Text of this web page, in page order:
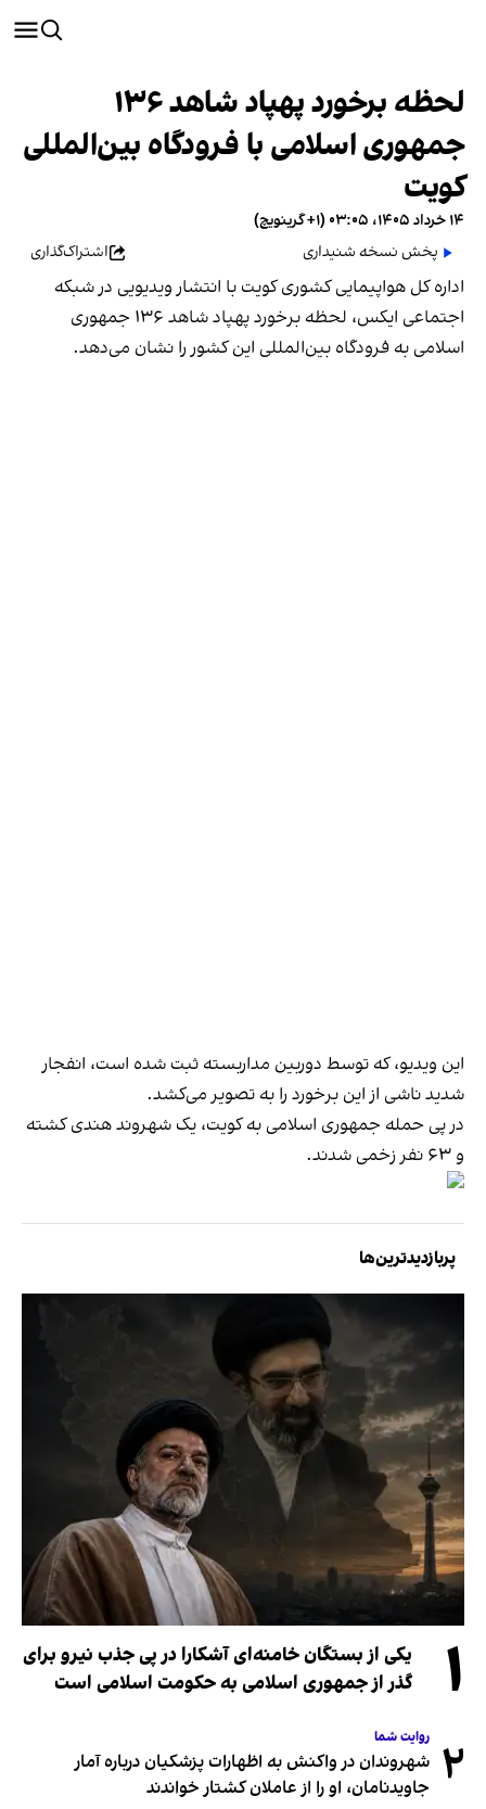
لحظه برخورد پهپاد شاهد ۱۳۶
جمهوری اسلامی با فرودگاه بین‌المللی
کویت
۱۴ خرداد ۱۴۰۵، ۰۳:۰۵ (‎+۱ گرینویچ)
پخش نسخه شنیداری
اشتراک‌گذاری
اداره کل هواپیمایی کشوری کویت با انتشار ویدیویی در شبکه
اجتماعی ایکس، لحظه برخورد پهپاد شاهد ۱۳۶ جمهوری
اسلامی به فرودگاه بین‌المللی این کشور را نشان می‌دهد.
این ویدیو، که توسط دوربین مداربسته ثبت شده است، انفجار
شدید ناشی از این برخورد را به تصویر می‌کشد.
در پی حمله جمهوری اسلامی به کویت، یک شهروند هندی کشته
و ۶۳ نفر زخمی شدند.
پربازدیدترین‌ها
۱
یکی از بستگان خامنه‌ای آشکارا در پی جذب نیرو برای
گذر از جمهوری اسلامی به حکومت اسلامی است
۲ روایت شما
شهروندان در واکنش به اظهارات پزشکیان درباره آمار
جاویدنامان، او را از عاملان کشتار خواندند